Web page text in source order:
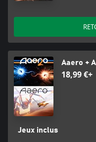
Aaero +
18,99 €+
Jeux inclus